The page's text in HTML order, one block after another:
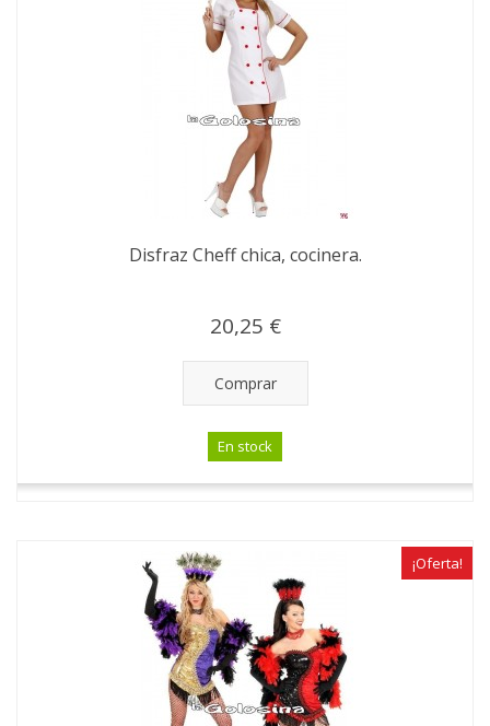
Disfraz Cheff chica, cocinera.
20,25 €
Comprar
En stock
¡Oferta!